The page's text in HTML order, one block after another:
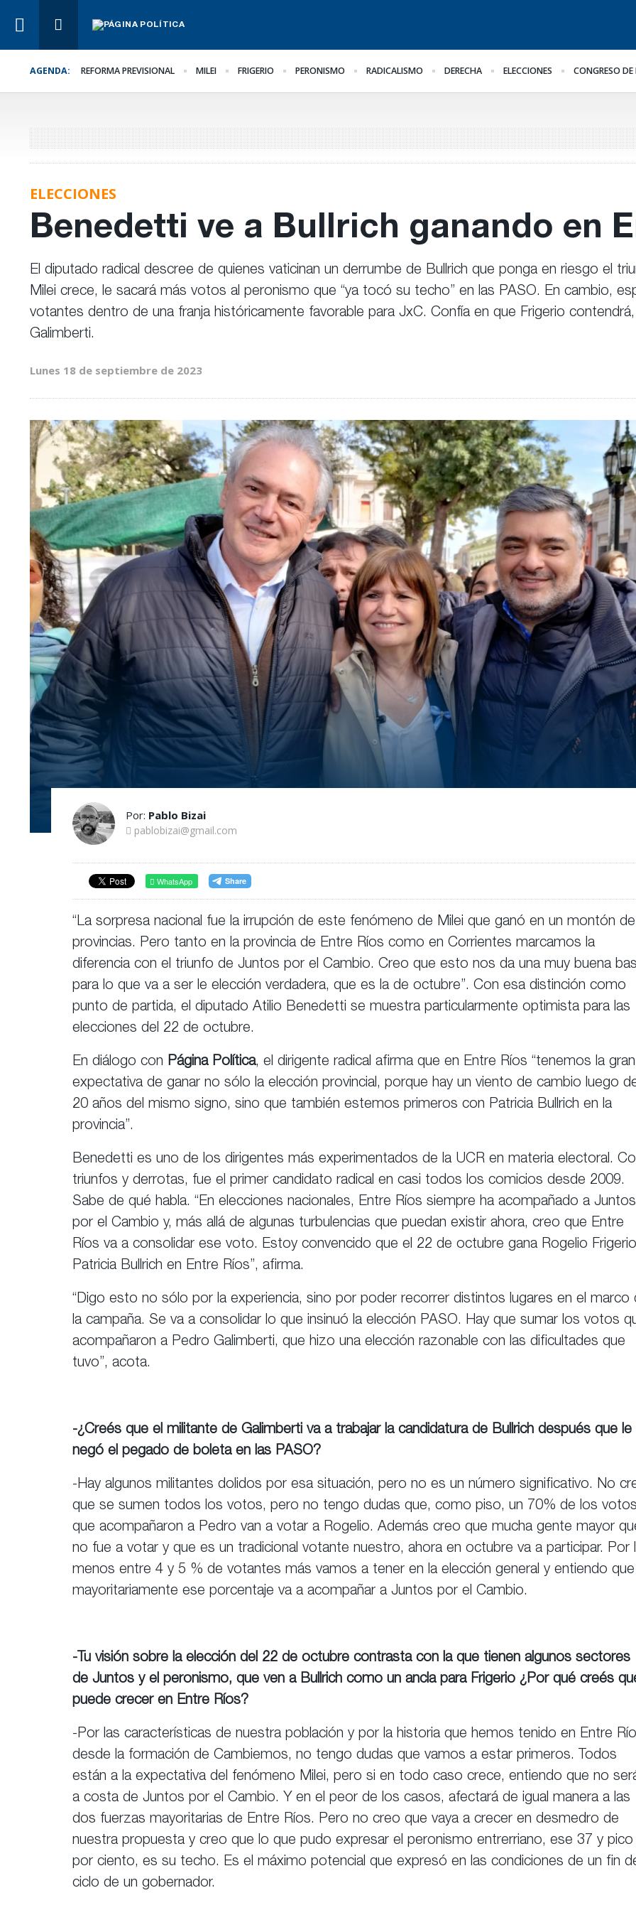
AGENDA: REFORMA PREVISIONAL MILEI FRIGERIO PERONISMO RADICALISMO DERECHA ELECCIONES CONGRESO
proteger la reforma
Poder Judicial?
al Estado de
el
ELECCIONES
Benedetti ve a Bullrich ganando en
El diputado radical descree de quienes vaticinan un derrumbe de Bullrich que ponga en riesgo el
Milei crece, le sacará más votos al peronismo que “ya tocó su techo” en las PASO. En cambio,
votantes dentro de una franja históricamente favorable para JxC. Confía en que Frigerio
Galimberti.
Lunes 18 de septiembre de 2023
Por: Pablo Bizai
pablobizai@gmail.com
WhatsApp
“La sorpresa nacional fue la irrupción de este fenómeno de Milei que ganó en un montón de
provincias. Pero tanto en la provincia de Entre Ríos como en Corrientes marcamos la
diferencia con el triunfo de Juntos por el Cambio. Creo que esto nos da una muy buena
para lo que va a ser le elección verdadera, que es la de octubre”. Con esa distinción como
punto de partida, el diputado Atilio Benedetti se muestra particularmente optimista para las
elecciones del 22 de octubre.
En diálogo con Página Política, el dirigente radical afirma que en Entre Ríos “tenemos la gran
expectativa de ganar no sólo la elección provincial, porque hay un viento de cambio luego
20 años del mismo signo, sino que también estemos primeros con Patricia Bullrich en la
provincia”.
Benedetti es uno de los dirigentes más experimentados de la UCR en materia electoral.
triunfos y derrotas, fue el primer candidato radical en casi todos los comicios desde 2009.
Sabe de qué habla. “En elecciones nacionales, Entre Ríos siempre ha acompañado a Juntos
por el Cambio y, más allá de algunas turbulencias que puedan existir ahora, creo que Entre
Ríos va a consolidar ese voto. Estoy convencido que el 22 de octubre gana Rogelio
Patricia Bullrich en Entre Ríos”, afirma.
“Digo esto no sólo por la experiencia, sino por poder recorrer distintos lugares en el marco
la campaña. Se va a consolidar lo que insinuó la elección PASO. Hay que sumar los votos
acompañaron a Pedro Galimberti, que hizo una elección razonable con las dificultades que
tuvo”, acota.
-¿Creés que el militante de Galimberti va a trabajar la candidatura de Bullrich después que le
negó el pegado de boleta en las PASO?
-Hay algunos militantes dolidos por esa situación, pero no es un número significativo. No
que se sumen todos los votos, pero no tengo dudas que, como piso, un 70% de los votos
que acompañaron a Pedro van a votar a Rogelio. Además creo que mucha gente mayor
no fue a votar y que es un tradicional votante nuestro, ahora en octubre va a participar. Por
menos entre 4 y 5 % de votantes más vamos a tener en la elección general y entiendo que
mayoritariamente ese porcentaje va a acompañar a Juntos por el Cambio.
-Tu visión sobre la elección del 22 de octubre contrasta con la que tienen algunos sectores
de Juntos y el peronismo, que ven a Bullrich como un ancla para Frigerio ¿Por qué creés
puede crecer en Entre Ríos?
-Por las características de nuestra población y por la historia que hemos tenido en Entre
desde la formación de Cambiemos, no tengo dudas que vamos a estar primeros. Todos
están a la expectativa del fenómeno Milei, pero si en todo caso crece, entiendo que no
a costa de Juntos por el Cambio. Y en el peor de los casos, afectará de igual manera a las
dos fuerzas mayoritarias de Entre Ríos. Pero no creo que vaya a crecer en desmedro de
nuestra propuesta y creo que lo que pudo expresar el peronismo entrerriano, ese 37 y pico
por ciento, es su techo. Es el máximo potencial que expresó en las condiciones de un fin
ciclo de un gobernador.